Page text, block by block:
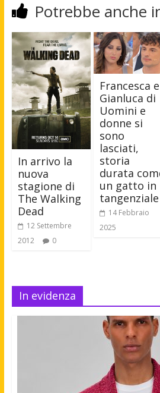
Potrebbe anche
In arrivo la
nuova
stagione di
The Walking
Dead
12 Settembre
2012
0
Francesca e
Gianluca di
Uomini e
donne si
sono
lasciati,
storia
durata
un gatto in
tangenziale
14 Febbraio
2025
In evidenza